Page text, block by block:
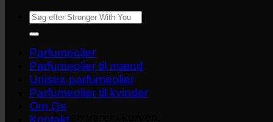
Søg
efter:
Ingen varer i kurven.
Parfumeolier
Parfumeolier til mænd
Unisex parfumeolier
Parfumeolier til kvinder
Om Os
Kontakt